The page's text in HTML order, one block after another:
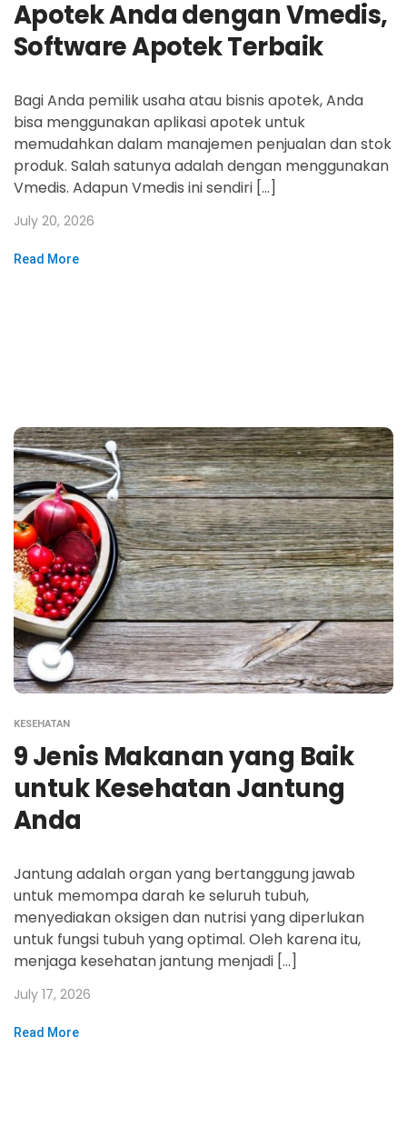
Apotek Anda dengan Vmedis,
Software Apotek Terbaik
Bagi Anda pemilik usaha atau bisnis apotek, Anda
bisa menggunakan aplikasi apotek untuk
memudahkan dalam manajemen penjualan dan stok
produk. Salah satunya adalah dengan menggunakan
Vmedis. Adapun Vmedis ini sendiri […]
July 20, 2026
Read More
KESEHATAN
9 Jenis Makanan yang Baik
untuk Kesehatan Jantung
Anda
Jantung adalah organ yang bertanggung jawab
untuk memompa darah ke seluruh tubuh,
menyediakan oksigen dan nutrisi yang diperlukan
untuk fungsi tubuh yang optimal. Oleh karena itu,
menjaga kesehatan jantung menjadi […]
July 17, 2026
Read More